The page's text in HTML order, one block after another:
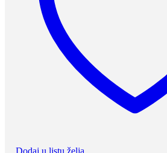
Dodaj u listu želja